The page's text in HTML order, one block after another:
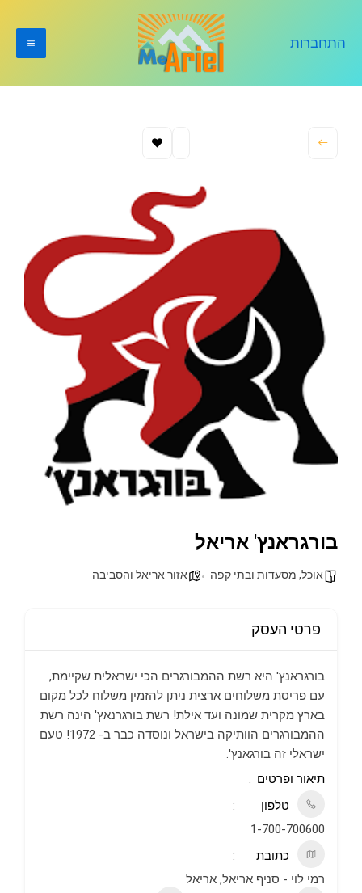
התחברות
בורגראנץ' אריאל
אוכל, מסעדות ובתי קפה אזור אריאל והסביבה
פרטי העסק
בורגראנץ' היא רשת ההמבורגרים הכי ישראלית שקיימת,
עם פריסת משלוחים ארצית ניתן להזמין משלוח לכל מקום
בארץ מקרית שמונה ועד אילת! רשת בורגרנאץ' הינה רשת
ההמבורגרים הוותיקה בישראל ונוסדה כבר ב- 1972! טעם
ישראלי זה בורגאנץ'.
תיאור ופרטים
טלפון
1-700-700600
כתובת
רמי לוי - סניף אריאל, אריאל